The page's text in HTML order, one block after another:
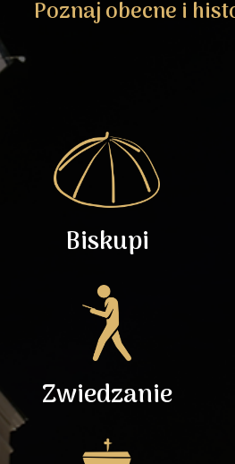
Poznaj obecne i
Biskupi
Zwiedzanie